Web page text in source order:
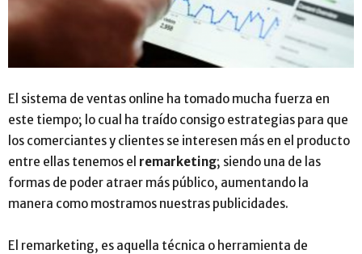
El sistema de ventas online ha tomado mucha fuerza en
este tiempo; lo cual ha traído consigo estrategias para que
los comerciantes y clientes se interesen más en el producto
entre ellas tenemos el remarketing; siendo una de las
formas de poder atraer más público, aumentando la
manera como mostramos nuestras publicidades.
El remarketing, es aquella técnica o herramienta de